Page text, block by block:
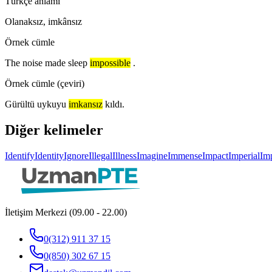
Olanaksız, imkânsız
Örnek cümle
The noise made sleep impossible .
Örnek cümle (çeviri)
Gürültü uykuyu imkansız kıldı.
Diğer kelimeler
IdentifyIdentityIgnoreIllegalIllnessImagineImmenseImpactImperial
İletişim Merkezi (09.00 - 22.00)
0(312) 911 37 15
0(850) 302 67 15